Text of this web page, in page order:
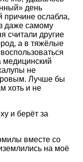
день
причине ослабла,
даже самому
считали другие
а в тяжёлые
медицинский
не
Лучше бы
хоть и не
и берёт за
вместе со
на моё